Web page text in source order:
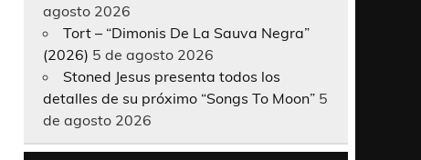
agosto 2026
Tort – “Dimonis De La Sauva Negra”
(2026) 5 de agosto 2026
Stoned Jesus presenta todos los
detalles de su próximo “Songs To Moon” 5
de agosto 2026